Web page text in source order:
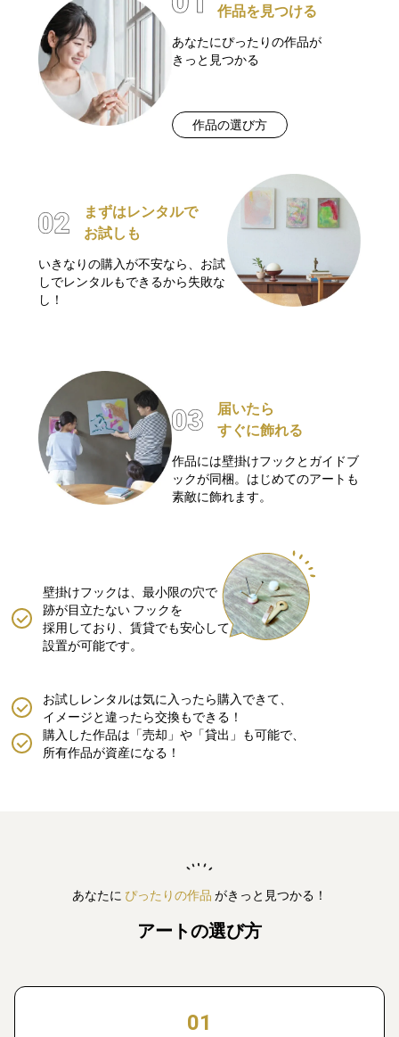
作品を見つける
あなたにぴったりの作品が
きっと見つかる
作品の選び方
まずはレンタルで
お試しも
いきなりの購入が不安なら、お試
しでレンタルもできるから失敗な
し！
届いたら
すぐに飾れる
作品には壁掛けフックとガイドブ
ックが同梱。はじめてのアートも
素敵に飾れます。
壁掛けフックは、最小限の穴で
跡が目立たない フックを
採用しており、賃貸でも安心して
設置が可能です。
購入した作品は「売却」や「貸出」も可能で、
所有作品が資産になる！
お試しレンタルは気に入ったら購入できて、
イメージと違ったら交換もできる！
あなたに ぴったりの作品 がきっと見つかる！
アートの選び方
01